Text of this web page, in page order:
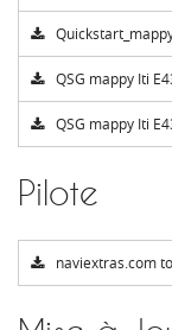
QSG mappy Iti
QSG mappy Iti
Pilote
naviextras.com